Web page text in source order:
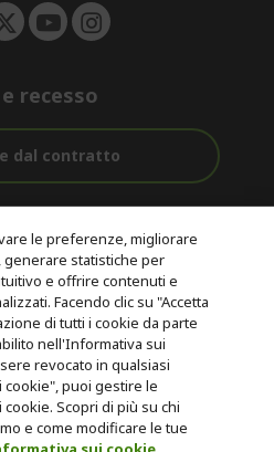
recesso
dal contratto
Assistenza
pre e post
acquisto
Con 0% Di
Tasso
D'interesse
dei prodotti Acer venduti in
le preferenze, migliorare
generare statistiche per
e offrire contenuti e
Facendo clic su "Accetta
di tutti i cookie da parte
nell'Informativa sui
revocato in qualsiasi
puoi gestire le
Scopri di più su chi
e come modificare le tue